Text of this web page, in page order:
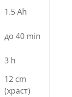
1.5 Ah
до 40 min
3 h
12 cm
(храст)